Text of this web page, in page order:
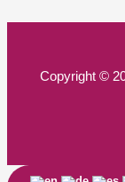
Copyright ©